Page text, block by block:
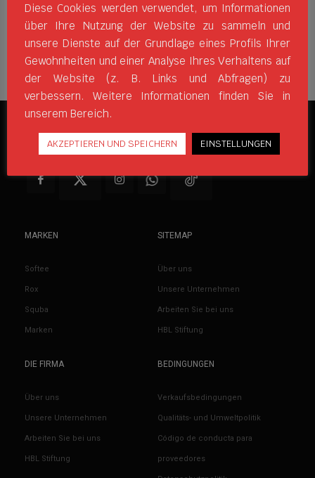
SOZIALE NETZWERKE
MARKEN
Softee
Rox
Squba
Marken
SITEMAP
Über uns
Unsere Unternehmen
Arbeiten Sie bei uns
HBL Stiftung
DIE FIRMA
Über uns
Unsere Unternehmen
Arbeiten Sie bei uns
HBL Stiftung
BEDINGUNGEN
Verkaufsbedingungen
Qualitäts- und Umweltpolitik
Código de conducta para
proveedores
Diese Cookies werden verwendet, um Informationen
über Ihre Nutzung der Website zu sammeln und
unsere Dienste auf der Grundlage eines Profils Ihrer
Gewohnheiten und einer Analyse Ihres Verhaltens auf
der Website (z. B. Links und Abfragen) zu
verbessern. Weitere Informationen finden Sie in
unserem Bereich.
AKZEPTIEREN UND SPEICHERN EINSTELLUNGEN